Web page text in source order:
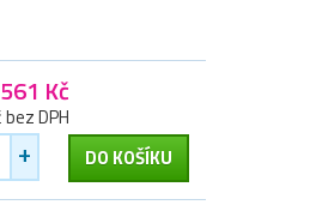
Kč
bez DPH
+ DO KOŠÍKU